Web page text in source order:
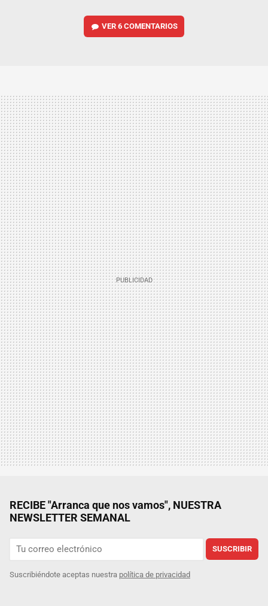
VER6 COMENTARIOS
RECIBE "Arranca que nos vamos", NUESTRA
NEWSLETTER SEMANAL
SUSCRIBIR
Suscribiéndote aceptas nuestra política de privacidad